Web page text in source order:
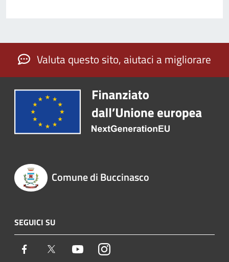
Valuta questo sito, aiutaci a migliorare
Comune di Buccinasco
SEGUICI SU
Facebook Twitter YoutubeInstagram